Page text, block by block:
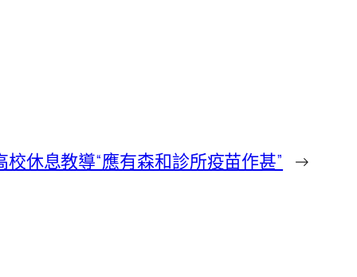
校休息教導“應有森和診所疫苗作甚” →